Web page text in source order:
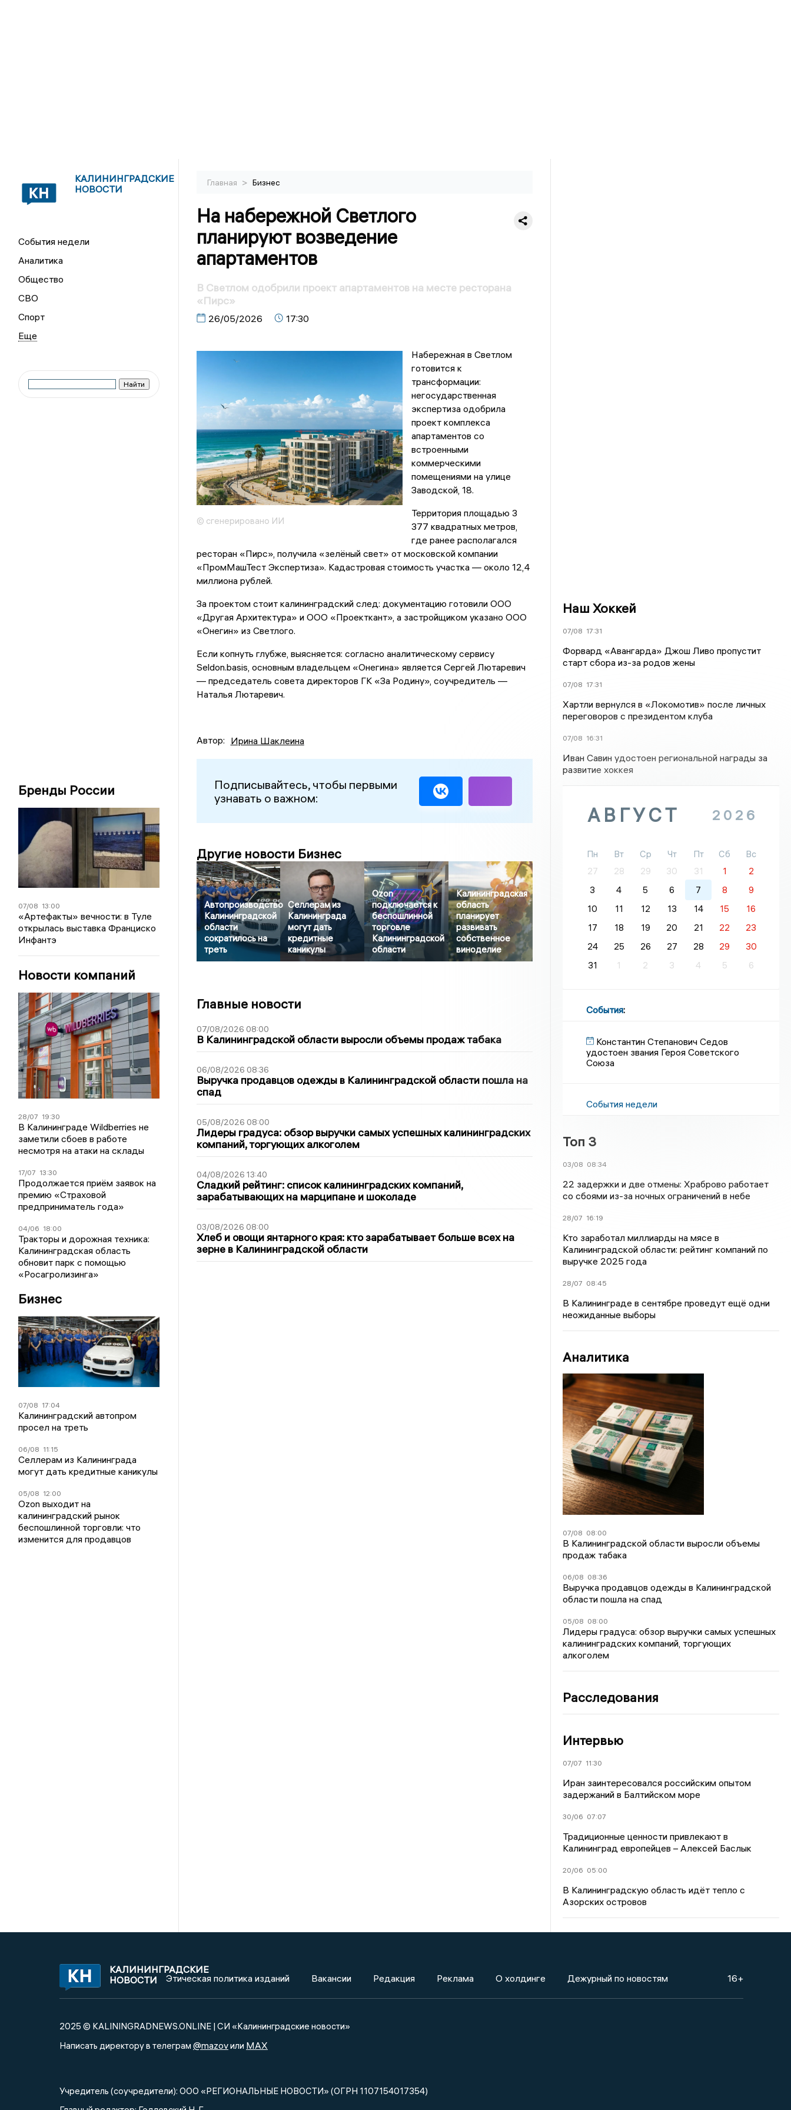
КАЛИНИНГРАДСКИЕ
НОВОСТИ
События недели
Аналитика
Общество
СВО
Спорт
Бренды России
07/08 13:00
«Артефакты» вечности: в Туле
открылась выставка Франциско
Инфантэ
Новости компаний
28/07 19:30
В Калининграде Wildberries не
заметили сбоев в работе
несмотря на атаки на склады
17/07 13:30
Продолжается приём заявок на
премию «Страховой
предприниматель года»
04/06 18:00
Тракторы и дорожная техника:
Калининградская область
обновит парк с помощью
«Росагролизинга»
Бизнес
07/08 17:04
Калининградский автопром
просел на треть
06/08 11:15
Селлерам из Калининграда
могут дать кредитные каникулы
05/08 12:00
Ozon выходит на
калининградский рынок
беспошлинной торговли: что
изменится для продавцов
Главная > Бизнес
На набережной Светлого
планируют возведение
апартаментов
В Светлом одобрили проект апартаментов на месте ресторана
«Пирс»
26/05/2026 17:30
© сгенерировано ИИ
Набережная в Светлом
готовится к
трансформации:
негосударственная
экспертиза одобрила
проект комплекса
апартаментов со
встроенными
коммерческими
помещениями на улице
Заводской, 18.
Территория площадью 3
377 квадратных метров,
где ранее располагался
ресторан «Пирс», получила «зелёный свет» от московской компании
«ПромМашТест Экспертиза». Кадастровая стоимость участка — около 12,4
миллиона рублей.
За проектом стоит калининградский след: документацию готовили ООО
«Другая Архитектура» и ООО «Проекткант», а застройщиком указано ООО
«Онегин» из Светлого.
Если копнуть глубже, выясняется: согласно аналитическому сервису
Seldon.basis, основным владельцем «Онегина» является Сергей Лютаревич
— председатель совета директоров ГК «За Родину», соучредитель —
Наталья Лютаревич.
Автор: Ирина Шаклеина
Подписывайтесь, чтобы первыми
узнавать о важном:
Другие новости Бизнес
Автопроизводство
Калининградской
области
сократилось на
треть
Селлерам из
Калининграда
могут дать
кредитные
каникулы
Ozon
подключается к
беспошлинной
торговле
Калининградской
области
Калининградская
область
планирует
развивать
собственное
виноделие
Главные новости
07/08/2026 08:00
В Калининградской области выросли объемы продаж табака
06/08/2026 08:36
Выручка продавцов одежды в Калининградской области пошла на
спад
05/08/2026 08:00
Лидеры градуса: обзор выручки самых успешных калининградских
компаний, торгующих алкоголем
04/08/2026 13:40
Сладкий рейтинг: список калининградских компаний,
зарабатывающих на марципане и шоколаде
03/08/2026 08:00
Хлеб и овощи янтарного края: кто зарабатывает больше всех на
зерне в Калининградской области
Наш Хоккей
07/08 17:31
Форвард «Авангарда» Джош Ливо пропустит
старт сбора из-за родов жены
07/08 17:31
Хартли вернулся в «Локомотив» после личных
переговоров с президентом клуба
07/08 16:31
Иван Савин удостоен региональной награды за
развитие хоккея
АВГУСТ 2026
Пн Вт Ср Чт Пт Сб
Вс
27
28 29 30 31 1
2
3
4 5 6 7 8
9
10
11 12 13 14 15
16
17
18 19 20 21 22
23
24
25 26 27 28 29
30
31
1 2 3 4 5 6
События:
Константин Степанович Седов
удостоен звания Героя Советского
Союза
События недели
Топ 3
03/08 08:34
22 задержки и две отмены: Храброво работает
со сбоями из-за ночных ограничений в небе
28/07 16:19
Кто заработал миллиарды на мясе в
Калининградской области: рейтинг компаний по
выручке 2025 года
28/07 08:45
В Калининграде в сентябре проведут ещё одни
неожиданные выборы
Аналитика
07/08 08:00
В Калининградской области выросли объемы
продаж табака
06/08 08:36
Выручка продавцов одежды в Калининградской
области пошла на спад
05/08 08:00
Лидеры градуса: обзор выручки самых успешных
калининградских компаний, торгующих
алкоголем
Расследования
Интервью
07/07 11:30
Иран заинтересовался российским опытом
задержаний в Балтийском море
30/06 07:07
Традиционные ценности привлекают в
Калининград европейцев – Алексей Баслык
20/06 05:00
В Калининградскую область идёт тепло с
Азорских островов
КАЛИНИНГРАДСКИЕ
НОВОСТИ
Этическая политика изданий Вакансии Редакция Реклама О холдинге Дежурный по новостям 16+
2025 © KALININGRADNEWS.ONLINE | СИ «Калининградские новости»
Написать директору в телеграм @mazovили MAX
Учредитель (соучредители): ООО «РЕГИОНАЛЬНЫЕ НОВОСТИ» (ОГРН 1107154017354)